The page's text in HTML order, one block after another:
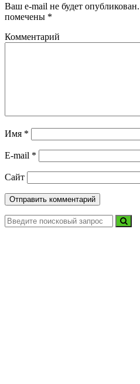
Ваш e-mail не будет опубликован.
помечены *
Комментарий
Имя *
E-mail *
Сайт